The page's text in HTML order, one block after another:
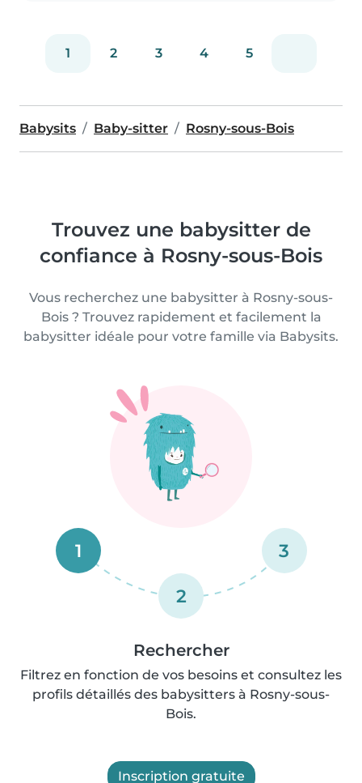
1 2 3 4 5
Babysits Baby-sitter Rosny-sous-Bois
Trouvez une babysitter de
confiance à Rosny-sous-Bois
Vous recherchez une babysitter à Rosny-sous-
Bois ? Trouvez rapidement et facilement la
babysitter idéale pour votre famille via Babysits.
1
2
3
Rechercher
Filtrez en fonction de vos besoins et consultez les
profils détaillés des babysitters à Rosny-sous-
Bois.
Inscription gratuite